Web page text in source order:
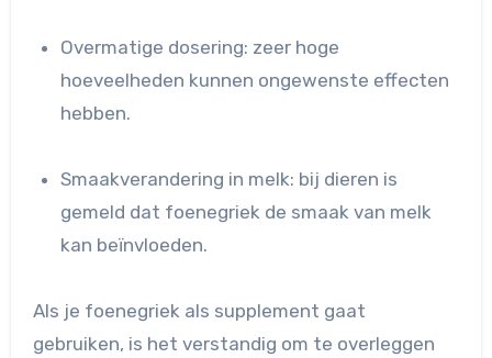
Overmatige dosering: zeer hoge
hoeveelheden kunnen ongewenste effecten
hebben.
Smaakverandering in melk: bij dieren is
gemeld dat foenegriek de smaak van melk
kan beïnvloeden.
Als je foenegriek als supplement gaat
gebruiken, is het verstandig om te overleggen